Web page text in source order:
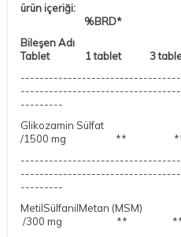
ürün
%BRD*
Bileşen
Tablet 1 tablet 3
---------
Glikozamin
/1500 mg **
---------
/300 mg **